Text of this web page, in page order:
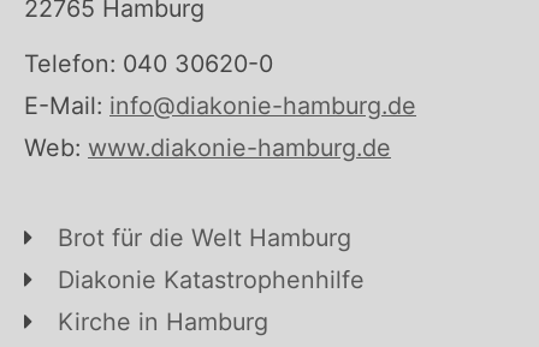
22765 Hamburg
Telefon: 040 30620-0
E-Mail: info@diakonie-hamburg.de
Web: www.diakonie-hamburg.de
Brot für die Welt Hamburg
Diakonie Katastrophenhilfe
Kirche in Hamburg